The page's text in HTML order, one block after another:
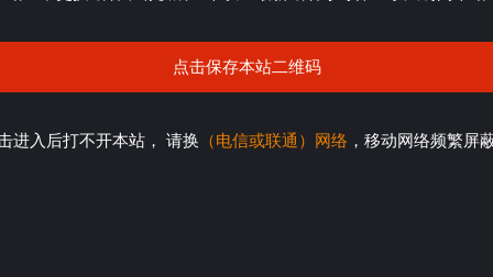
点击保存本站二维码
进入后打不开本站， 请换 （电信或联通）网络 ，移动网络频繁屏